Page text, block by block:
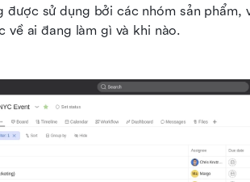
được sử dụng bởi các nhóm sản phẩm,
về ai đang làm gì và khi nào.